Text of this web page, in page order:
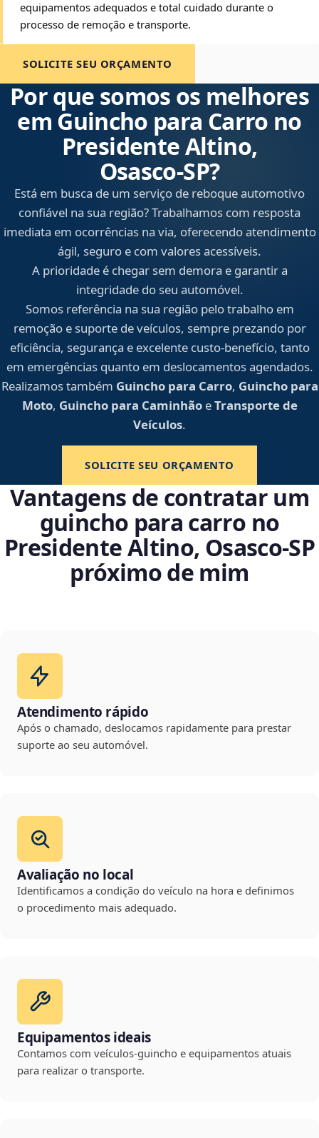
equipamentos adequados e total cuidado durante o
processo de remoção e transporte.
SOLICITE SEU ORÇAMENTO
Por que somos os melhores
em Guincho para Carro no
Presidente Altino,
Osasco‑SP?
Está em busca de um serviço de reboque automotivo
confiável na sua região? Trabalhamos com resposta
imediata em ocorrências na via, oferecendo atendimento
ágil, seguro e com valores acessíveis.
A prioridade é chegar sem demora e garantir a
integridade do seu automóvel.
Somos referência na sua região pelo trabalho em
remoção e suporte de veículos, sempre prezando por
eficiência, segurança e excelente custo-benefício, tanto
em emergências quanto em deslocamentos agendados.
Realizamos também Guincho para Carro, Guincho para
Moto, Guincho para CaminhãoeTransporte de
Veículos.
SOLICITE SEU ORÇAMENTO
Vantagens de contratar um
guincho para carro no
Presidente Altino, Osasco‑SP
próximo de mim
Atendimento rápido
Após o chamado, deslocamos rapidamente para prestar
suporte ao seu automóvel.
Avaliação no local
Identificamos a condição do veículo na hora e definimos
o procedimento mais adequado.
Equipamentos ideais
Contamos com veículos-guincho e equipamentos atuais
para realizar o transporte.